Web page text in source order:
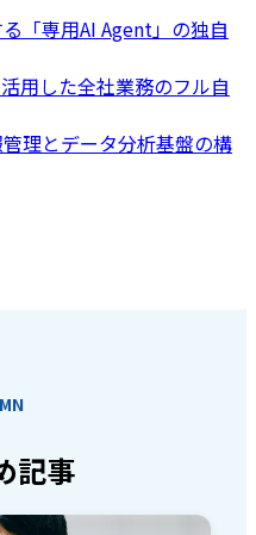
「専用AI Agent」の独自
用した全社業務のフル自
理とデータ分析基盤の構
記事